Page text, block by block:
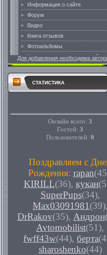
Для добавления необходима
СТАТИСТИКА
Онлайн всего: 3
Гостей: 3
Пользователей: 0
Поздравляем с
Рождения: rapan
KIRILL(36), кукан
SuperPups(34),
Max03091981 (39),
DrRakov(35), Андрон
Avtomobilist(51),
fwff43w(44), берта
sharoshenko(44)